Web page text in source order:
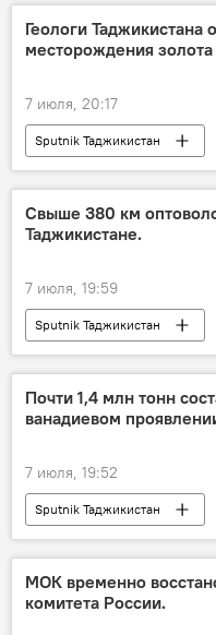
Геологи
месторождения
7 июля, 20:17
Sputnik Таджикистан
Свыше 380 км
Таджикистане.
7 июля, 19:59
Sputnik Таджикистан
Почти 1,4 млн тонн
ванадиевом
7 июля, 19:52
Sputnik Таджикистан
МОК временно
комитета России.